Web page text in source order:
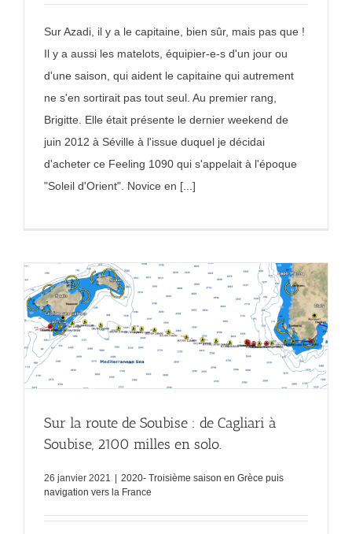
Sur Azadi, il y a le capitaine, bien sûr, mais pas que !
Il y a aussi les matelots, équipier-e-s d'un jour ou
d'une saison, qui aident le capitaine qui autrement
ne s'en sortirait pas tout seul. Au premier rang,
Brigitte. Elle était présente le dernier weekend de
juin 2012 à Séville à l'issue duquel je décidai
d'acheter ce Feeling 1090 qui s'appelait à l'époque
"Soleil d'Orient". Novice en [...]
Sur la route de Soubise : de Cagliari à
Soubise, 2100 milles en solo.
26 janvier 2021 | 2020- Troisième saison en Grèce puis
navigation vers la France